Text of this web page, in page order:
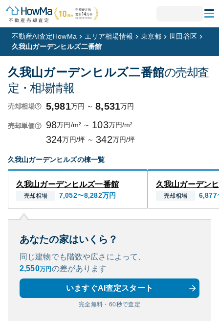
不動産AI査定HowMa エリア相場情報 東京都
世田谷区
久我山ガーデンヒルズ二番館
久我山ガーデンヒルズ二番館の売却査
定・相場情報
売却相場 5,981万円 ～ 8,531万円
売却単価 98万円/m² ～ 103万円/m²
324万円/坪 ～ 342万円/坪
久我山ガーデンヒルズの棟一覧
久我山ガーデンヒルズ一番館
売却相場 7,052〜8,282万円
久我山ガーデン
売却相場 6,877
あなたの家はいくら？
同じ建物でも階数や広さによって、
2,550万円 の差があります
いますぐAI査定スタート
完全無料・60秒で査定